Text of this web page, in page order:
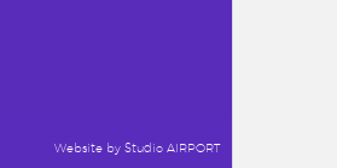
Website by Studio AIRPORT